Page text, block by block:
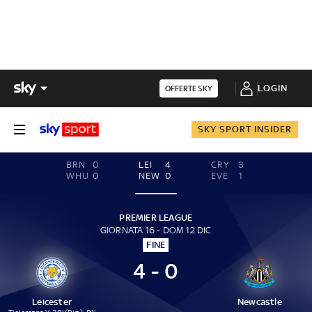
OFFERTE SKY LOGIN
SKY SPORT INSIDER
BRN
0
WHU 0
LEI
4
NEW 0
CRY
3
EVE
1
PREMIER LEAGUE
GIORNATA 16 - DOM 12 DIC
FINE
Leicester
4 - 0
Newcastle